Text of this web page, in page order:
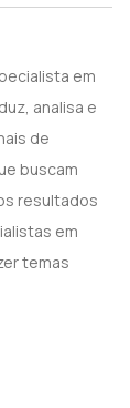
em
analisa e
de
buscam
resultados
em
temas